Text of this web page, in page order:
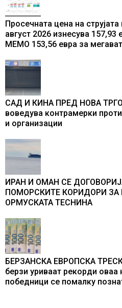
Просечната цена на
август 2026 изнесува 157,93
МЕМО 153,56 евра за
САД И КИНА ПРЕД НОВА
воведува контрамерки
и организации
ИРАН И ОМАН СЕ
ПОМОРСКИТЕ КОРИДОРИ ЗА
ОРМУСКАТА ТЕСНИНА
БЕРЗАНСКА ЕВРОПСКА
берзи уриваат рекорди оваа
победници се помалку